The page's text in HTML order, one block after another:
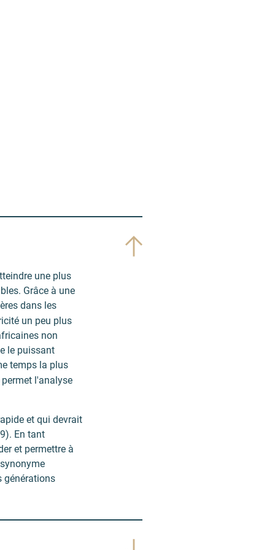
une plus
Grâce à une
dans les
un peu plus
non
le puissant
temps la plus
l'analyse
et qui devrait
En tant
et permettre à
générations